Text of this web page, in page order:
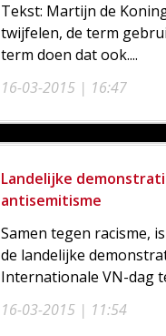
16-03-2015 | 16:47
Tekst: Martijn de
twijfelen, de term
term doen dat ook....
Landelijke
antisemitisme
16-03-2015 | 11:54
Samen tegen racisme,
de landelijke
Internationale VN-dag